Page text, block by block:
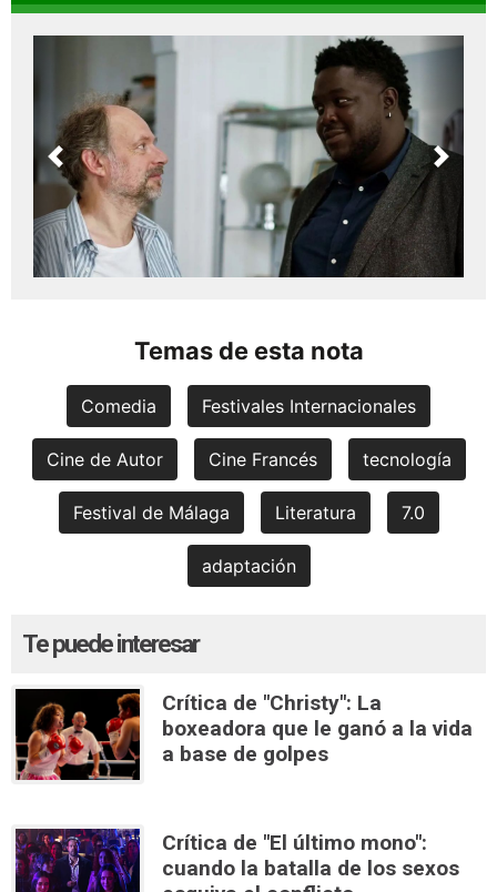
Previous Next
Temas de esta nota
Comedia Festivales Internacionales
Cine de Autor Cine Francés tecnología
Festival de Málaga Literatura 7.0
adaptación
Te puede interesar
Crítica de "Christy": La
boxeadora que le ganó a la vida
a base de golpes
Crítica de "El último mono":
cuando la batalla de los sexos